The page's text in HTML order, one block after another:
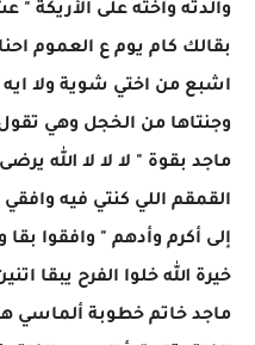
والدته وأخته على
بقالك كام يوم ع العموم
اشبع من اختي شوية ولا
وجنتاها من الخجل وهي
ماجد بقوة " لا لا لا الله
القمقم اللي كنتي فيه
إلى أكرم وأدهم " وافقوا
خيرة الله خلوا الفرح يبقا
ماجد خاتم خطوبة ألماسي هو